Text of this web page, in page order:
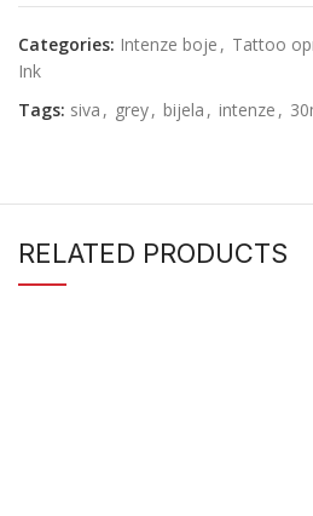
Categories: Intenze boje , Tattoo
Ink
Tags: siva , grey, bijela , intenze ,
RELATED PRODUCTS